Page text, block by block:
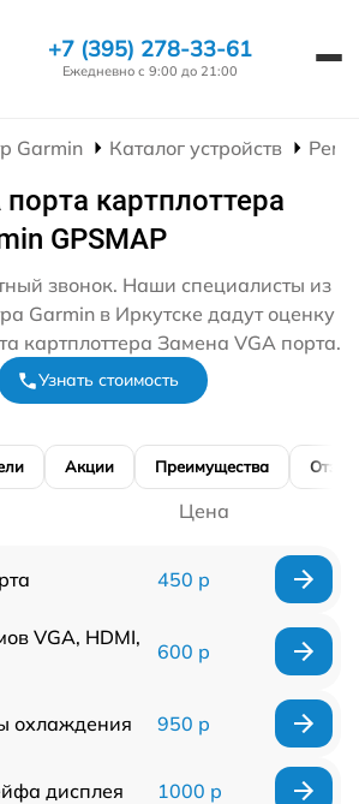
+7 (395) 278-33-61
Ежедневно с 9:00 до 21:00
Garmin Каталог устройств
картплоттера
GPSMAP
звонок. Наши специалисты из
Garmin в Иркутске дадут оценку
картплоттера Замена VGA порта.
Узнать стоимость
Акции Преимущества
Цена
450 р
VGA, HDMI,
600 р
охлаждения 950 р
дисплея 1000 р